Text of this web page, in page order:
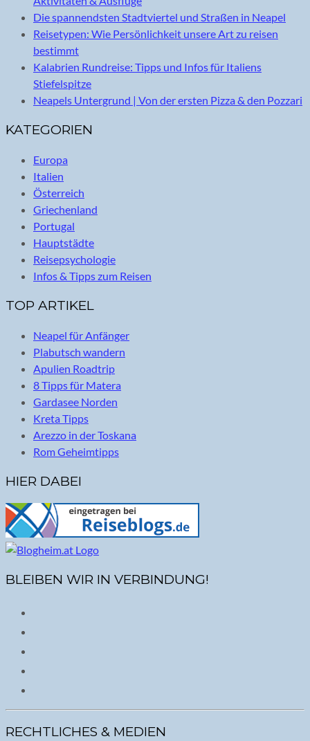
Die spannendsten Stadtviertel und Straßen in Neapel
Reisetypen: Wie Persönlichkeit unsere Art zu reisen
bestimmt
Kalabrien Rundreise: Tipps und Infos für Italiens
Stiefelspitze
Neapels Untergrund | Von der ersten Pizza & den Pozzari
KATEGORIEN
Europa
Italien
Österreich
Griechenland
Portugal
Hauptstädte
Reisepsychologie
Infos & Tipps zum Reisen
TOP ARTIKEL
Neapel für Anfänger
Plabutsch wandern
Apulien Roadtrip
8 Tipps für Matera
Gardasee Norden
Kreta Tipps
Arezzo in der Toskana
Rom Geheimtipps
HIER DABEI
BLEIBEN WIR IN VERBINDUNG!
RECHTLICHES & MEDIEN